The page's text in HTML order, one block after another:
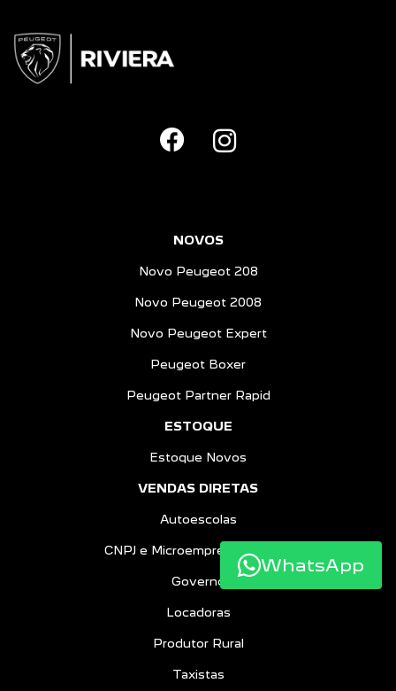
NOVOS
Novo Peugeot 208
Novo Peugeot 2008
Novo Peugeot Expert
Peugeot Boxer
Peugeot Partner Rapid
ESTOQUE
Estoque Novos
VENDAS DIRETAS
Autoescolas
CNPJ e Microempreendedores
Governo
Locadoras
Produtor Rural
Taxistas
WhatsApp